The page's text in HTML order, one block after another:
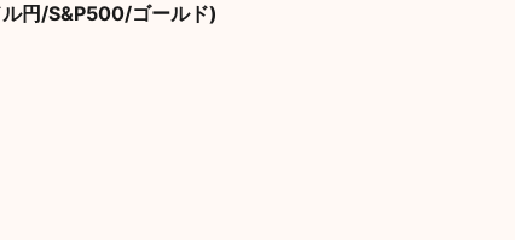
円/S&P500/ゴールド)